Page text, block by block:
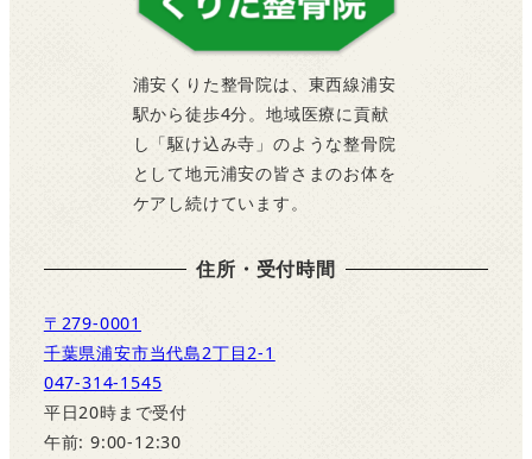
浦安くりた整骨院は、東西線浦安
駅から徒歩4分。地域医療に貢献
し「駆け込み寺」のような整骨院
として地元浦安の皆さまのお体を
ケアし続けています。
住所・受付時間
〒279-0001
千葉県浦安市当代島2丁目2-1
047-314-1545
平日20時まで受付
午前: 9:00-12:30